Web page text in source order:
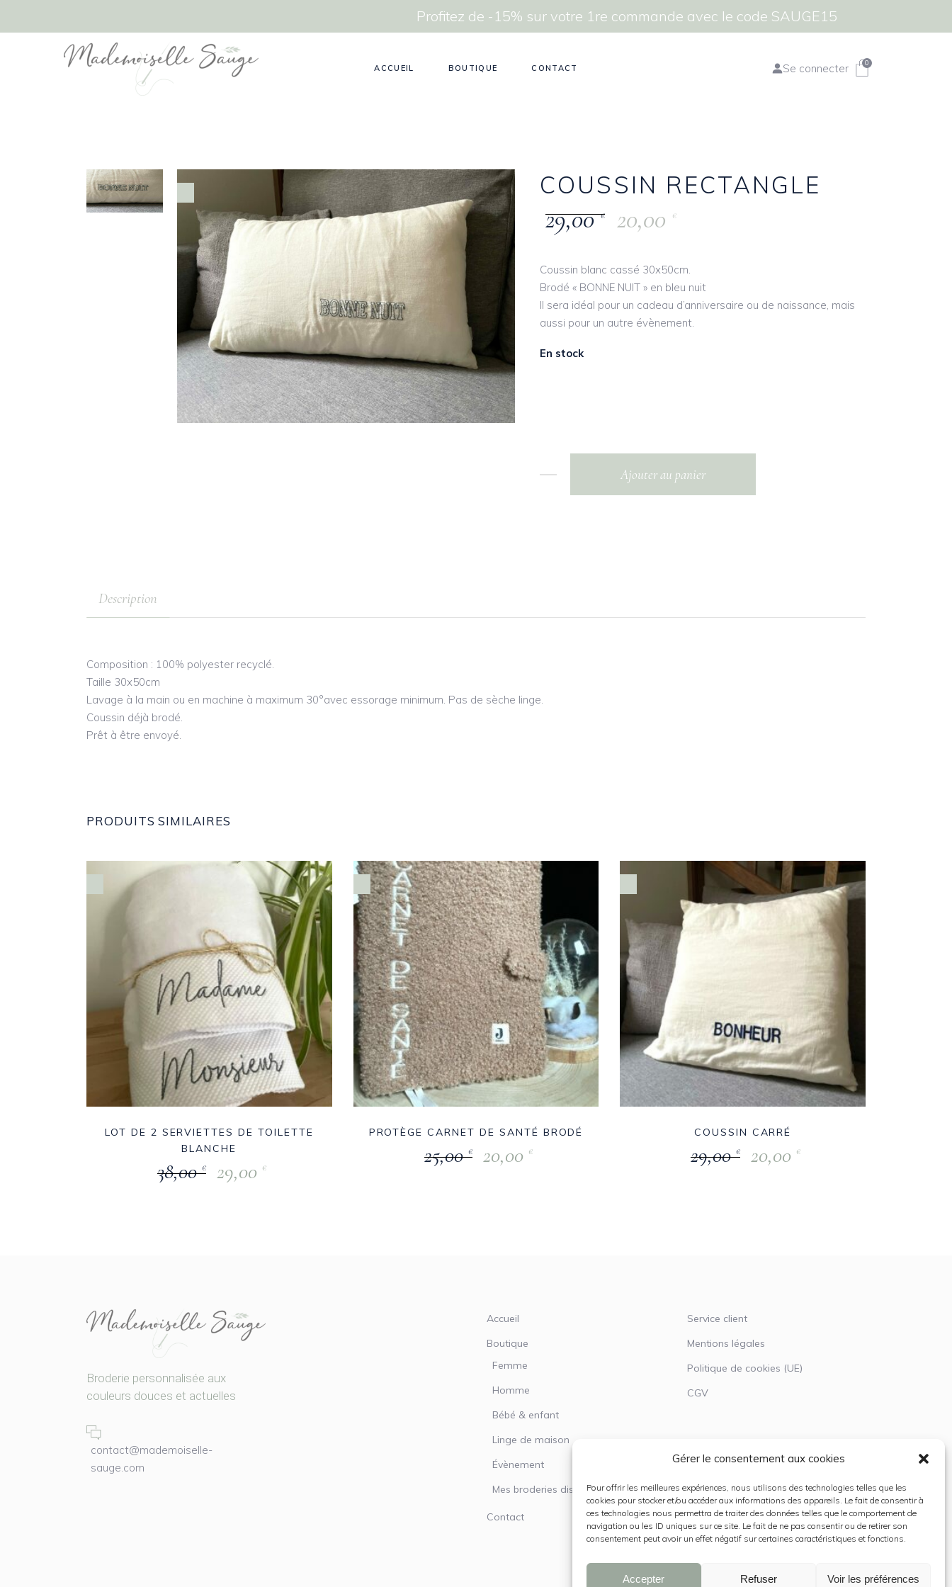
Gérer le consentement aux cookies
Pour offrir les meilleures expériences, nous utilisons des technologies telles que les
cookies pour stocker et/ou accéder aux informations des appareils. Le fait de consentir à
ces technologies nous permettra de traiter des données telles que le comportement de
navigation ou les ID uniques sur ce site. Le fait de ne pas consentir ou de retirer son
consentement peut avoir un effet négatif sur certaines caractéristiques et fonctions.
Accepter Refuser Voir les préférences
Profitez de -15% sur votre 1re commande avec le code SAUGE15
ACCUEIL BOUTIQUE CONTACT Se connecter 0
COUSSIN RECTANGLE
29,00€ 20,00 €
Coussin blanc cassé 30x50cm.
Brodé « BONNE NUIT » en bleu nuit
Il sera idéal pour un cadeau d’anniversaire ou de naissance, mais
aussi pour un autre évènement.
En stock
Ajouter au panier
Description
Composition : 100% polyester recyclé.
Taille 30x50cm
Lavage à la main ou en machine à maximum 30°avec essorage minimum. Pas de sèche linge.
Coussin déjà brodé.
Prêt à être envoyé.
PRODUITS SIMILAIRES
LOT DE 2 SERVIETTES DE TOILETTE
BLANCHE
38,00€ 29,00 €
PROTÈGE CARNET DE SANTÉ BRODÉ
25,00€ 20,00 €
COUSSIN CARRÉ
29,00€ 20,00 €
Broderie personnalisée aux
couleurs douces et actuelles
contact@mademoiselle-
sauge.com
Accueil
Boutique
Femme
Homme
Bébé & enfant
Linge de maison
Évènement
Mes broderies disponibles
Contact
Service client
Mentions légales
Politique de cookies (UE)
CGV